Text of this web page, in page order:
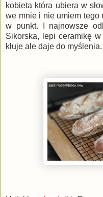
kobieta która ubiera w
we mnie i nie umiem tego
w punkt. I najnowsze
Sikorska, lepi ceramikę
kłuje ale daje do myślenia.